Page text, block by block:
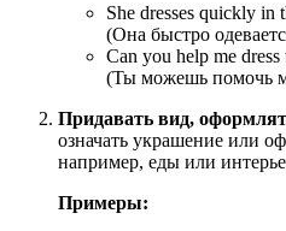
She dresses quickly in
(Она быстро
Can you help me dress
(Ты можешь помочь
Придавать вид,
означать украшение или
например, еды или
Примеры: